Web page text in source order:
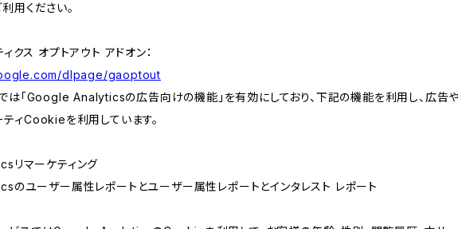
用ください。
クス オプトアウト アドオン：
dlpage/gaoptout
では「Google Analyticsの広告向けの機能」を有効にしており、下記の機能を利用し、
ィCookieを利用しています。
マーケティング
ユーザー属性レポートとユーザー属性レポートとインタレスト レポート